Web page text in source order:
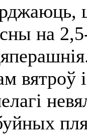
на
вятроў